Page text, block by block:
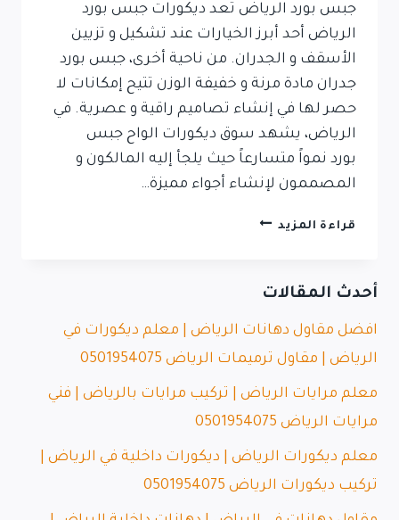
جبس بورد الرياض تعد ديكورات جبس بورد
الرياض أحد أبرز الخيارات عند تشكيل و تزيين
الأسقف و الجدران. من ناحية أخرى، جبس بورد
جدران مادة مرنة و خفيفة الوزن تتيح إمكانات لا
حصر لها في إنشاء تصاميم راقية و عصرية. في
الرياض، يشهد سوق ديكورات الواح جبس
بورد نمواً متسارعاً حيث يلجأ إليه المالكون و
المصممون لإنشاء أجواء مميزة…
قراءة المزيد
أحدث المقالات
افضل مقاول دهانات الرياض | معلم ديكورات في
الرياض | مقاول ترميمات الرياض 0501954075
معلم مرايات الرياض | تركيب مرايات بالرياض | فني
مرايات الرياض 0501954075
معلم ديكورات الرياض | ديكورات داخلية في الرياض |
تركيب ديكورات الرياض 0501954075